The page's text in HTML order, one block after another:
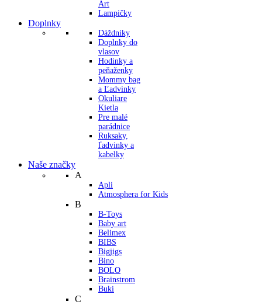
Art
Lampičky
Doplnky
Dáždniky
Doplnky do
vlasov
Hodinky a
peňaženky
Mommy bag
a Ľadvinky
Okuliare
Kietla
Pre malé
parádnice
Ruksaky,
ľadvinky a
kabelky
Naše značky
A
Apli
Atmosphera for Kids
B
B-Toys
Baby art
Belimex
BIBS
Bigjigs
Bino
BOLO
Brainstrom
Buki
C